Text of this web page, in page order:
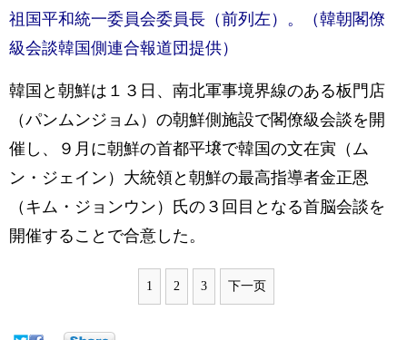
祖国平和統一委員会委員長（前列左）。（韓朝閣僚
級会談韓国側連合報道団提供）
韓国と朝鮮は１３日、南北軍事境界線のある板門店
（パンムンジョム）の朝鮮側施設で閣僚級会談を開
催し、９月に朝鮮の首都平壌で韓国の文在寅（ム
ン・ジェイン）大統領と朝鮮の最高指導者金正恩
（キム・ジョンウン）氏の３回目となる首脳会談を
開催することで合意した。
1 2 3 下一页